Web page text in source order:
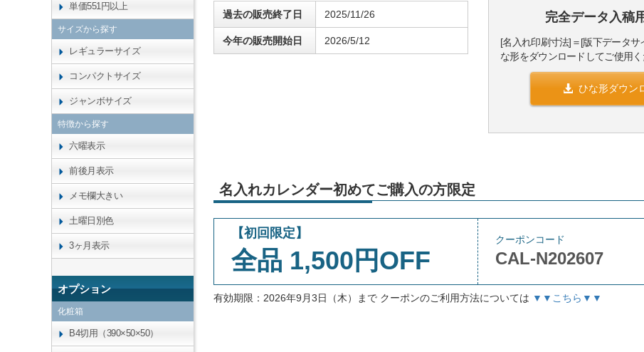
過去の販売終了日 2025/11/26
今年の販売開始日 2026/5/12
完全データ入稿
[名入れ印刷寸法]＝[版下データサ
な形をダウンロードしてご使用く
ひな形ダウン
名入れカレンダー初めてご購入の方限定
【初回限定】
全品 1,500円OFF
クーポンコード
CAL-N202607
有効期限：2026年9月3日（木）まで クーポンのご利用方法については ▼▼こちら▼▼
単価551円以上
サイズから探す
レギュラーサイズ
コンパクトサイズ
ジャンボサイズ
特徴から探す
六曜表示
前後月表示
メモ欄大きい
土曜日別色
3ヶ月表示
オプション
化粧箱
B4切用（390×50×50）